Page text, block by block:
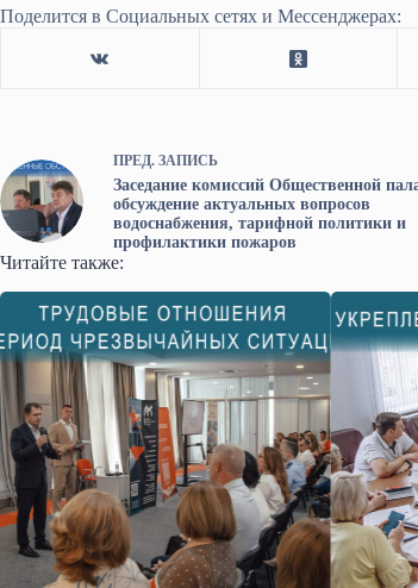
Поделится в Социальных сетях и Мессенджерах:
ПРЕД. ЗАПИСЬ
Заседание комиссий Общественной
обсуждение актуальных вопросов
водоснабжения, тарифной политики и
профилактики пожаров
Читайте также: